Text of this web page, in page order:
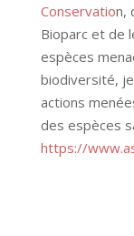
Conservation,
Bioparc et de
espèces
biodiversité,
actions
des espèces
https://